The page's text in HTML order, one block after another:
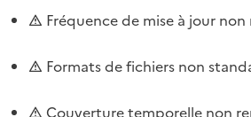
Fréquence de mise à jour non
Formats de fichiers non
Couverture temporelle non